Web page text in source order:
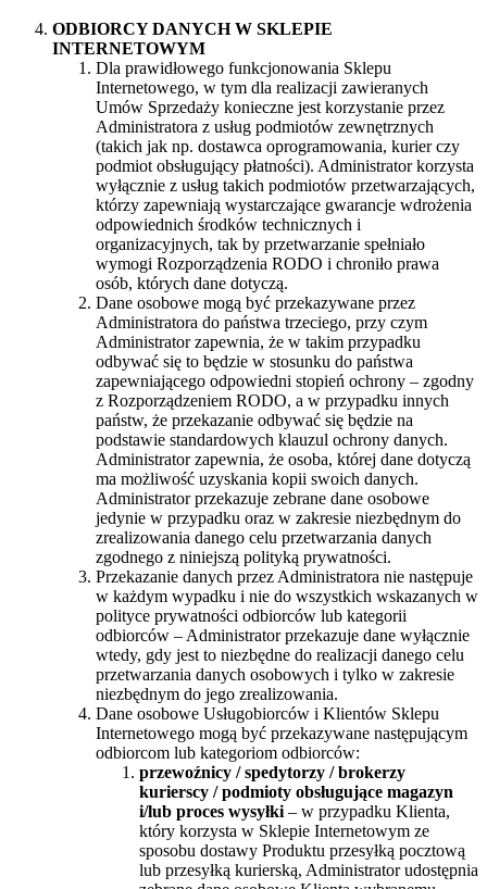
ODBIORCY DANYCH W SKLEPIE
INTERNETOWYM
Dla prawidłowego funkcjonowania Sklepu
Internetowego, w tym dla realizacji zawieranych
Umów Sprzedaży konieczne jest korzystanie przez
Administratora z usług podmiotów zewnętrznych
(takich jak np. dostawca oprogramowania, kurier czy
podmiot obsługujący płatności). Administrator korzysta
wyłącznie z usług takich podmiotów przetwarzających,
którzy zapewniają wystarczające gwarancje wdrożenia
odpowiednich środków technicznych i
organizacyjnych, tak by przetwarzanie spełniało
wymogi Rozporządzenia RODO i chroniło prawa
osób, których dane dotyczą.
Dane osobowe mogą być przekazywane przez
Administratora do państwa trzeciego, przy czym
Administrator zapewnia, że w takim przypadku
odbywać się to będzie w stosunku do państwa
zapewniającego odpowiedni stopień ochrony – zgodny
z Rozporządzeniem RODO, a w przypadku innych
państw, że przekazanie odbywać się będzie na
podstawie standardowych klauzul ochrony danych.
Administrator zapewnia, że osoba, której dane dotyczą
ma możliwość uzyskania kopii swoich danych.
Administrator przekazuje zebrane dane osobowe
jedynie w przypadku oraz w zakresie niezbędnym do
zrealizowania danego celu przetwarzania danych
zgodnego z niniejszą polityką prywatności.
Przekazanie danych przez Administratora nie następuje
w każdym wypadku i nie do wszystkich wskazanych w
polityce prywatności odbiorców lub kategorii
odbiorców – Administrator przekazuje dane wyłącznie
wtedy, gdy jest to niezbędne do realizacji danego celu
przetwarzania danych osobowych i tylko w zakresie
niezbędnym do jego zrealizowania.
Dane osobowe Usługobiorców i Klientów Sklepu
Internetowego mogą być przekazywane następującym
odbiorcom lub kategoriom odbiorców:
przewoźnicy / spedytorzy / brokerzy
kurierscy / podmioty obsługujące magazyn
i/lub proces wysyłki– w przypadku Klienta,
który korzysta w Sklepie Internetowym ze
sposobu dostawy Produktu przesyłką pocztową
lub przesyłką kurierską, Administrator udostępnia